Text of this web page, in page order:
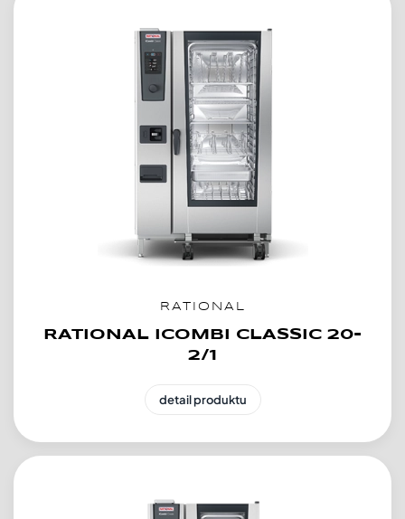
RATIONAL
RATIONAL ICOMBI CLASSIC 20-
2/1
detail produktu